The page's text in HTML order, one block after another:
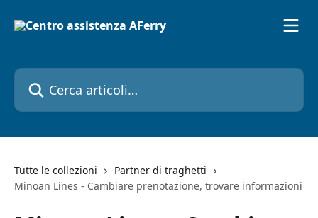
Cerca articoli…
Tutte le collezioni
Partner di traghetti
Minoan Lines - Cambiare prenotazione, trovare informazioni